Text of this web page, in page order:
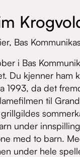
Bas
i Bas
Du kjenner ham
1993, da det
til
under
med to barn.
under hele